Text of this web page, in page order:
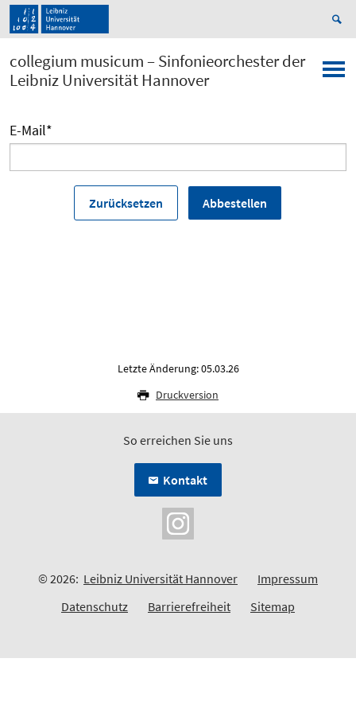
collegium musicum – Sinfonieorchester der
Leibniz Universität Hannover
E-Mail*
Letzte Änderung: 05.03.26
Druckversion
So erreichen Sie uns
Kontakt
© 2026: Leibniz Universität Hannover
Impressum
Datenschutz
Barrierefreiheit Sitemap